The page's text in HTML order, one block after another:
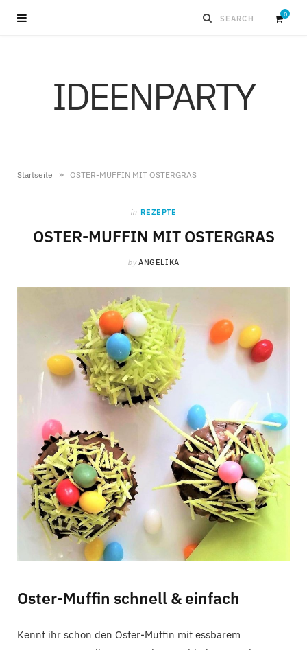
0
r
IDEENPARTY
Startseite » OSTER-MUFFIN MIT OSTERGRAS
in REZEPTE
OSTER-MUFFIN MIT OSTERGRAS
by ANGELIKA
Oster-Muffin schnell & einfach
Kennt ihr schon den Oster-Muffin mit essbarem